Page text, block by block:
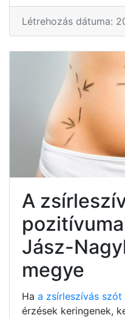
Létrehozás dátuma:
A
Jász-
megye
Ha a zsírleszívás szót
érzések keringenek,